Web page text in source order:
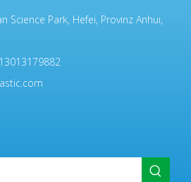
Science Park, Hefei, Provinz Anhui,